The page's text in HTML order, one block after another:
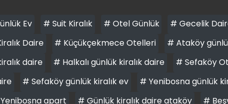
Ev # Suit Kiralık # Otel Günlük # Gecelik
Daire
# Küçükçekmece Otelleri # Ataköy
daire
# Halkalı günlük kiralık daire # Sefaköy
# Sefaköy günlük kiralık ev # Yenibosna günlük
apart # Günlük kiralık daire ataköy #